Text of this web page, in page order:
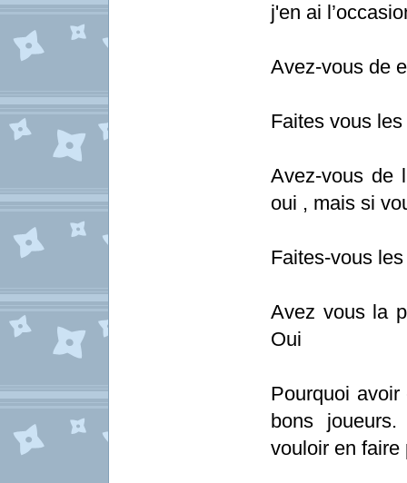
j'en ai
Avez-vous de
Faites vous
Avez-vous de
oui , mais si
Faites-vous
Avez vous la
Oui
Pourquoi
bons
vouloir en faire